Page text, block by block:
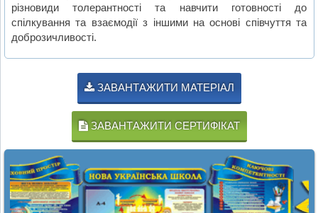
різновиди толерантності та навчити готовності до
спілкування та взаємодії з іншими на основі співчуття та
доброзичливості.
ЗАВАНТАЖИТИ МАТЕРІАЛ
ЗАВАНТАЖИТИ СЕРТИФІКАТ